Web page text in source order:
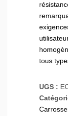
tous
UGS :